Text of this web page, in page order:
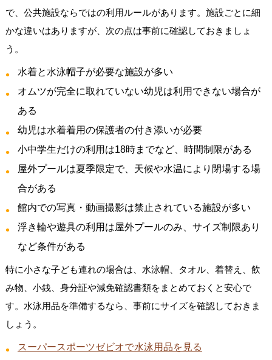
で、公共施設ならではの利用ルールがあります。施設ごとに細
かな違いはありますが、次の点は事前に確認しておきましょ
う。
水着と水泳帽子が必要な施設が多い
オムツが完全に取れていない幼児は利用できない場合が
ある
幼児は水着着用の保護者の付き添いが必要
小中学生だけの利用は18時までなど、時間制限がある
屋外プールは夏季限定で、天候や水温により閉場する場
合がある
館内での写真・動画撮影は禁止されている施設が多い
浮き輪や遊具の利用は屋外プールのみ、サイズ制限あり
など条件がある
特に小さな子ども連れの場合は、水泳帽、タオル、着替え、飲
み物、小銭、身分証や減免確認書類をまとめておくと安心で
す。水泳用品を準備するなら、事前にサイズを確認しておきま
しょう。
スーパースポーツゼビオで水泳用品を見る